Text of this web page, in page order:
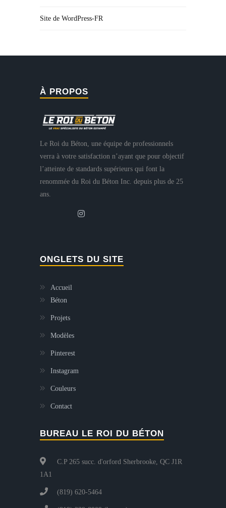
Site de WordPress-FR
À PROPOS
Le Roi du Béton, une équipe de professionnels
verra à votre satisfaction n’ayant que pour objectif
l’atteinte de standards supérieurs qui font la
renommée du Roi du Béton Inc. depuis plus de 25
ans.
ONGLETS DU SITE
Accueil
Béton
Projets
Modèles
Pinterest
Instagram
Couleurs
Contact
BUREAU LE ROI DU BÉTON
C.P 265 succ. d'orford Sherbrooke, QC J1R
1A1
(819) 620-5464